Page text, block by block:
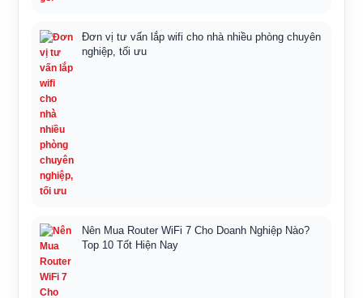
Đơn vị tư vấn lắp wifi cho nhà nhiều phòng chuyên
nghiệp, tối ưu
Nên Mua Router WiFi 7 Cho Doanh Nghiệp Nào?
Top 10 Tốt Hiện Nay